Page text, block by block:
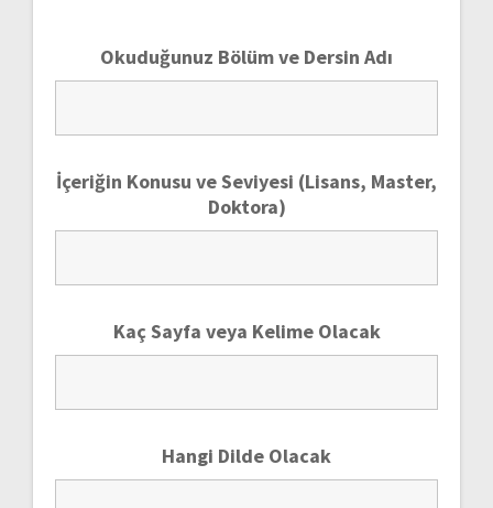
Okuduğunuz Bölüm ve Dersin Adı
İçeriğin Konusu ve Seviyesi (Lisans, Master,
Doktora)
Kaç Sayfa veya Kelime Olacak
Hangi Dilde Olacak